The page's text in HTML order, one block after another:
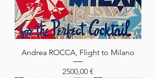
Andrea ROCCA, Flight to Milano
Prezzo
2500,00 €